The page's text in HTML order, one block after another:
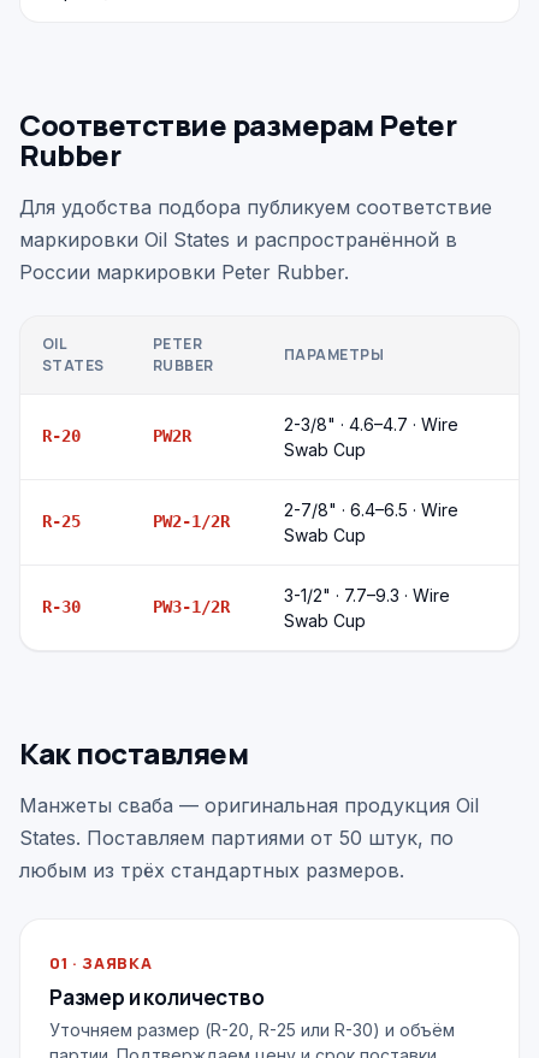
Соответствие размерам Peter
Rubber
Для удобства подбора публикуем соответствие
маркировки Oil States и распространённой в
России маркировки Peter Rubber.
OIL
STATES
PETER
RUBBER
ПАРАМЕТРЫ
R-20 PW2R
2-3/8" · 4.6–4.7 · Wire
Swab Cup
R-25 PW2-1/2R
2-7/8" · 6.4–6.5 · Wire
Swab Cup
R-30 PW3-1/2R
3-1/2" · 7.7–9.3 · Wire
Swab Cup
Как поставляем
Манжеты сваба — оригинальная продукция Oil
States. Поставляем партиями от 50 штук, по
любым из трёх стандартных размеров.
01 · ЗАЯВКА
Размер и количество
Уточняем размер (R-20, R-25 или R-30) и объём